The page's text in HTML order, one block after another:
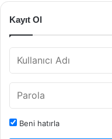
Kayıt Ol
Beni hatırla